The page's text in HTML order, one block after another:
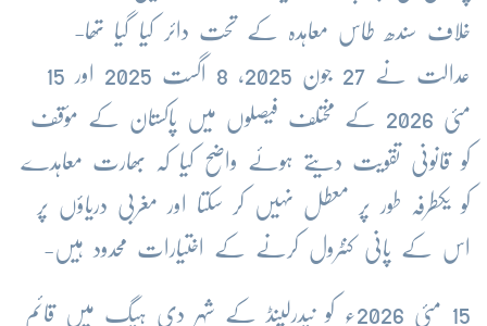
خلاف سندھ طاس معاہدہ کے تحت دائر کیا گیا تھا-
عدالت نے 27 جون 2025، 8 اگست 2025 اور 15
مئی 2026 کے مختلف فیصلوں میں پاکستان کے مؤقف
کو قانونی تقویت دیتے ہوئے واضح کیا کہ بھارت معاہدے
کو یکطرفہ طور پر معطل نہیں کر سکتا اور مغربی دریاؤں پر
اس کے پانی کنٹرول کرنے کے اختیارات محدود ہیں-
15 مئی 2026ء کو نیدرلینڈ کے شہر دی ہیگ میں قائم